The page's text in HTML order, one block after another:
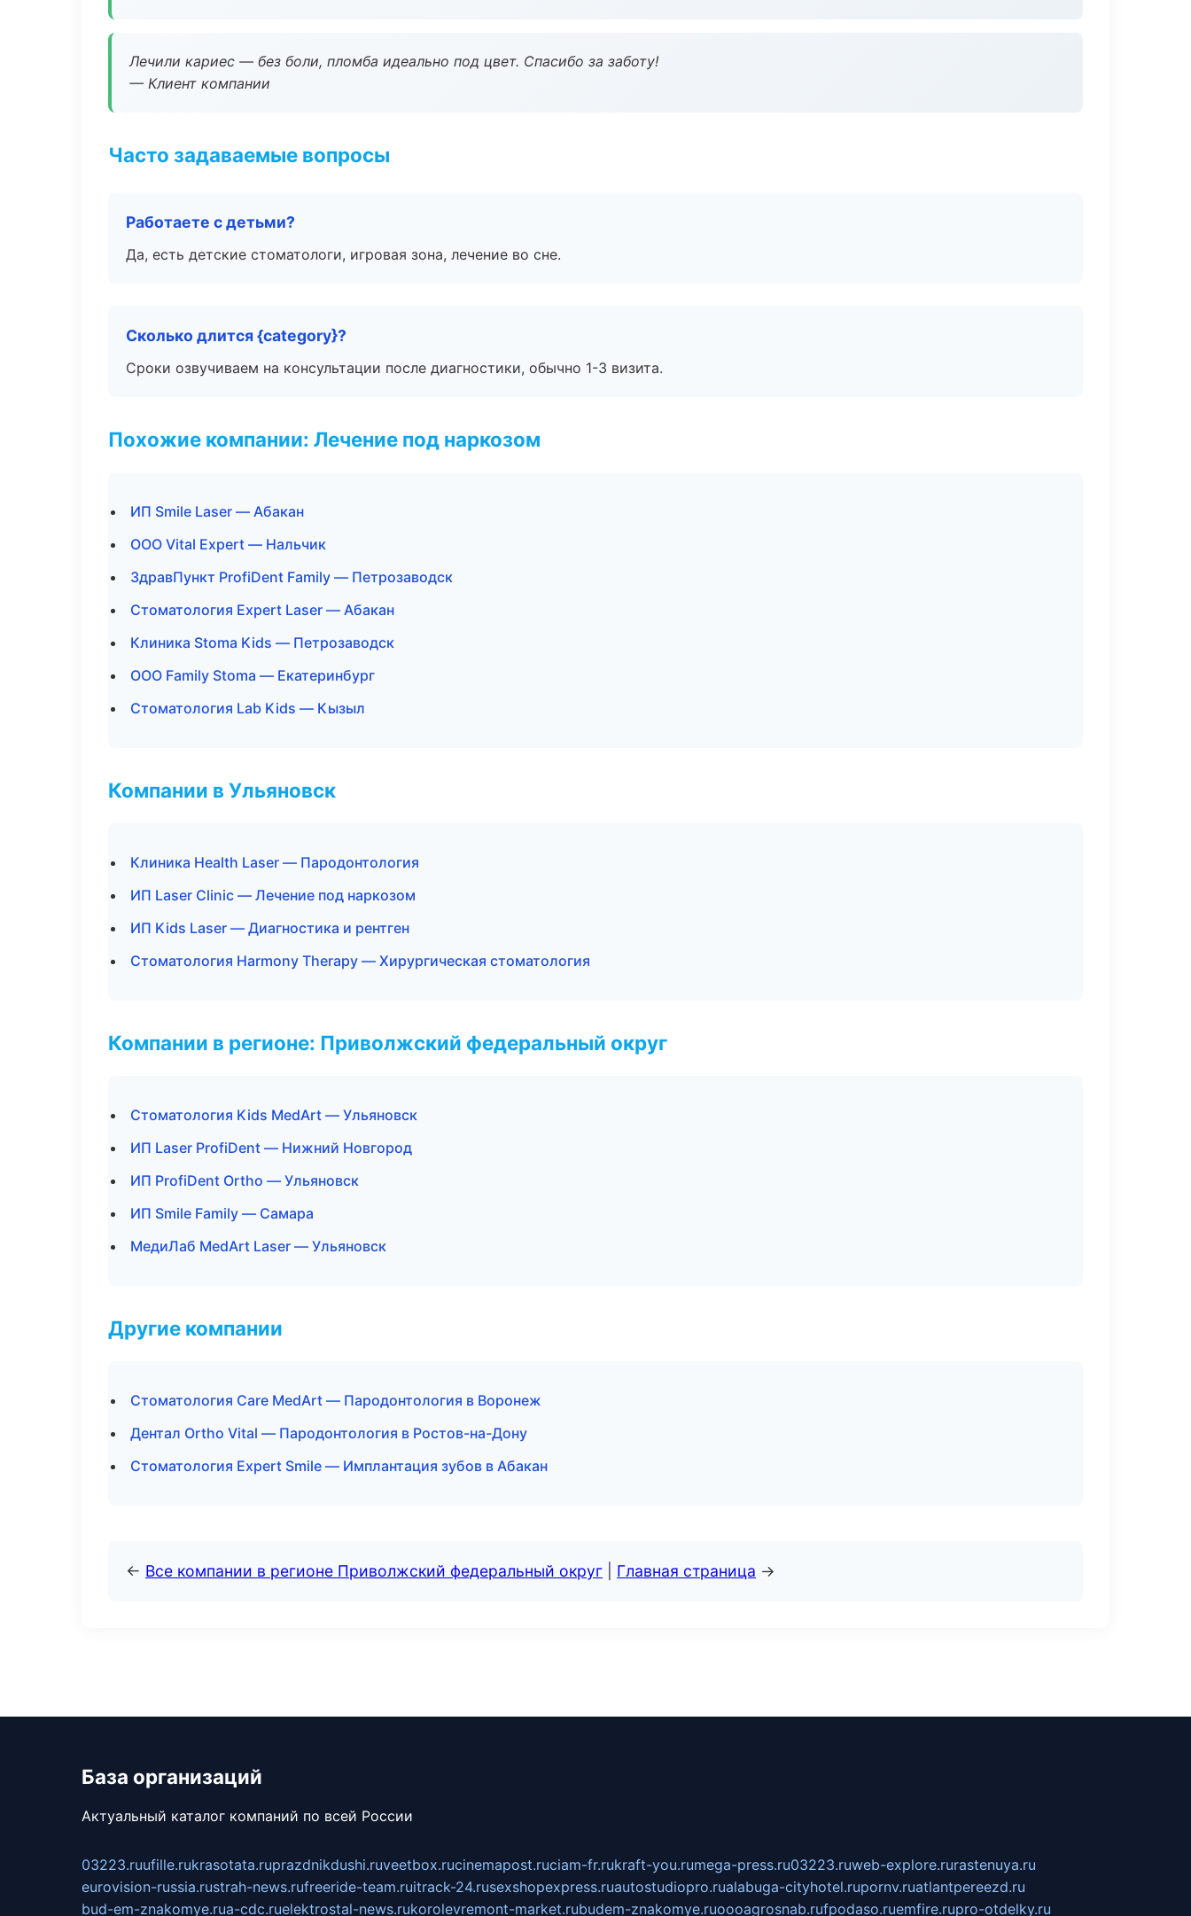
Лечили кариес — без боли, пломба идеально под цвет. Спасибо за заботу!
— Клиент компании
Часто задаваемые вопросы
Работаете с детьми?
Да, есть детские стоматологи, игровая зона, лечение во сне.
Сколько длится {category}?
Сроки озвучиваем на консультации после диагностики, обычно 1-3 визита.
Похожие компании: Лечение под наркозом
ИП Smile Laser — Абакан
ООО Vital Expert — Нальчик
ЗдравПункт ProfiDent Family — Петрозаводск
Стоматология Expert Laser — Абакан
Клиника Stoma Kids — Петрозаводск
ООО Family Stoma — Екатеринбург
Стоматология Lab Kids — Кызыл
Компании в Ульяновск
Клиника Health Laser — Пародонтология
ИП Laser Clinic — Лечение под наркозом
ИП Kids Laser — Диагностика и рентген
Стоматология Harmony Therapy — Хирургическая стоматология
Компании в регионе: Приволжский федеральный округ
Стоматология Kids MedArt — Ульяновск
ИП Laser ProfiDent — Нижний Новгород
ИП ProfiDent Ortho — Ульяновск
ИП Smile Family — Самара
МедиЛаб MedArt Laser — Ульяновск
Другие компании
Стоматология Care MedArt — Пародонтология в Воронеж
Дентал Ortho Vital — Пародонтология в Ростов-на-Дону
Стоматология Expert Smile — Имплантация зубов в Абакан
← Все компании в регионе Приволжский федеральный округ Главная страница →
База организаций
Актуальный каталог компаний по всей России
03223.ruufille.rukrasotata.ruprazdnikdushi.ruveetbox.rucinemapost.ruciam-fr.rukraft-you.rumega-press.ru03223.ruweb-explore.rurastenuya.ru
eurovision-russia.rustrah-news.rufreeride-team.ruitrack-24.rusexshopexpress.ruautostudiopro.rualabuga-cityhotel.rupornv.ruatlantpereezd.ru
bud-em-znakomye.rua-cdc.ruelektrostal-news.rukorolevremont-market.rubudem-znakomye.ruoooagrosnab.rufpodaso.ruemfire.rupro-otdelky.ru